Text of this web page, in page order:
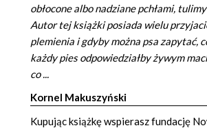
obłocone albo nadziane pchłami,
Autor tej książki posiada wielu
plemienia i gdyby można psa zapytać,
każdy pies odpowiedziałby żywym
co ...
Kornel Makuszyński
Kupując książkę wspierasz fundację